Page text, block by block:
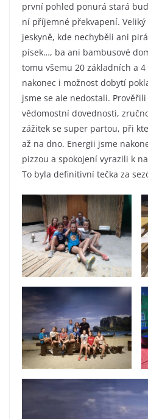
první pohled ponurá stará
ní příjemné překvapení.
jeskyně, kde nechyběli ani
písek…, ba ani bambusové
tomu všemu 20 základních a
nakonec i možnost dobytí
jsme se ale nedostali.
vědomostní dovednosti,
zážitek se super partou, při
až na dno. Energii jsme
pizzou a spokojení vyrazili k
To byla definitivní tečka za